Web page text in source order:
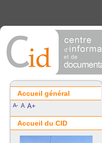
Accueil général
A- A A+
Accueil du CID